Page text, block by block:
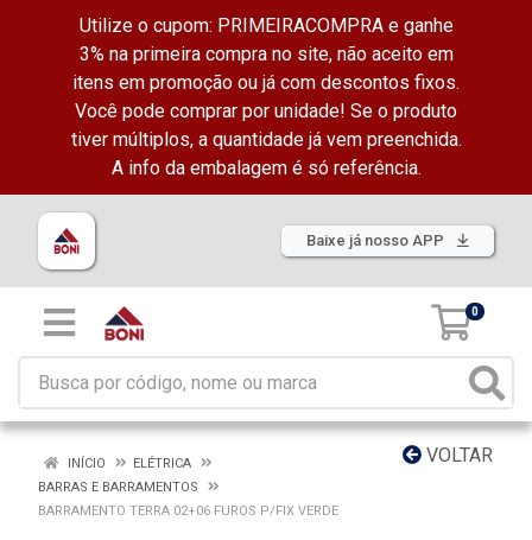
Utilize o cupom: PRIMEIRACOMPRA e ganhe
3% na primeira compra no site, não aceito em
itens em promoção ou já com descontos fixos.
Você pode comprar por unidade! Se o produto
tiver múltiplos, a quantidade já vem preenchida.
A info da embalagem é só referência.
Baixe já nosso APP
0
VOLTAR
INÍCIO
ELÉTRICA
BARRAS E BARRAMENTOS
BARRAMENTO TERRA 02+06 FUROS P/FIX VERDE